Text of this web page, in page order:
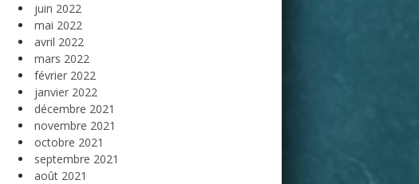
juin 2022
mai 2022
avril 2022
mars 2022
février 2022
janvier 2022
décembre 2021
novembre 2021
octobre 2021
septembre 2021
août 2021